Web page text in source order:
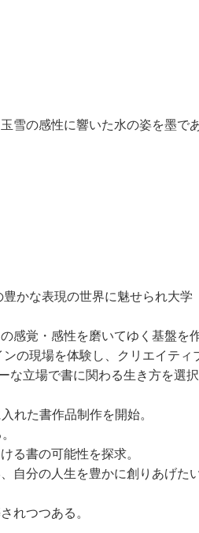
雪の感性に響いた水の姿を墨で
かな表現の世界に魅せられ大学
感覚・感性を磨いてゆく基盤を
の現場を体験し、クリエイティ
立場で書に関わる生き方を選択
れた書作品制作を開始。
る書の可能性を探求。
自分の人生を豊かに創りあげた
れつつある。